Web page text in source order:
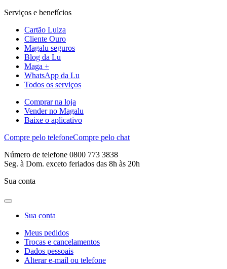
Serviços e benefícios
Cartão Luiza
Cliente Ouro
Magalu seguros
Blog da Lu
Maga +
WhatsApp da Lu
Todos os serviços
Comprar na loja
Vender no Magalu
Baixe o aplicativo
Compre pelo telefoneCompre pelo chat
Número de telefone 0800 773 3838
Seg. à Dom. exceto feriados das 8h às 20h
Sua conta
Sua conta
Meus pedidos
Trocas e cancelamentos
Dados pessoais
Alterar e-mail ou telefone